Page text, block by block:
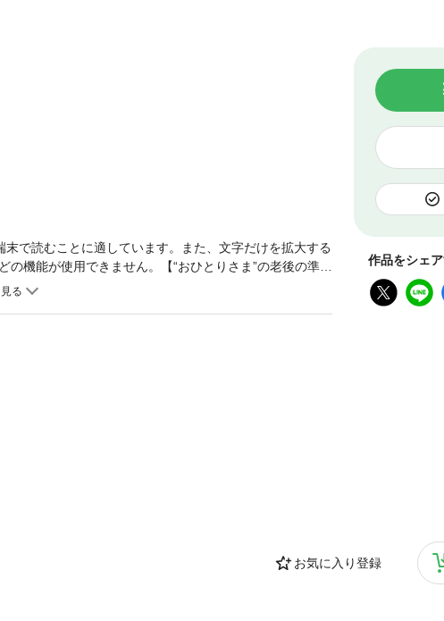
作品をシェ
お気に入り登録
で読むことに適しています。また、文字だけを拡大する
機能が使用できません。【“おひとりさま”の老後の準
後の不安はつきませんが、“おひとりさま”は、さらに切
は、これらの不安を取り除くための本です。【別冊 お
ま安心ノート」がついています。※【ご注意】電子版の
トが必須です。【図解やイラストを多用】本書は、こ
を多用しています。【監修者が士業の専門家集団】本
専門家の方々を監修者に迎え、プロの意見を集結して